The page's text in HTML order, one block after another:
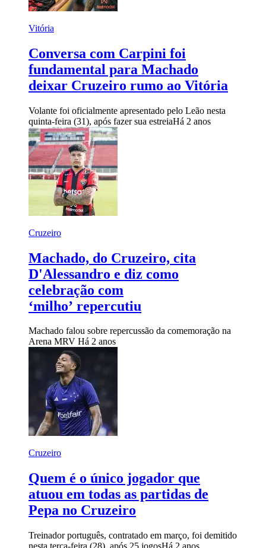
Vitória
Conversa com Carpini foi
fundamental para Machado
deixar Cruzeiro rumo ao Vitória
Volante foi oficialmente apresentado pelo Leão nesta
quinta-feira (31), após fazer sua estreiaHá 2 anos
Cruzeiro
Machado, do Cruzeiro, cita
D'Alessandro e diz como
celebração com
‘milho’ repercutiu
Machado falou sobre repercussão da comemoração na
Arena MRV Há 2 anos
Cruzeiro
Quem é o único jogador que
atuou em todas as partidas de
Pepa no Cruzeiro
Treinador português, contratado em março, foi demitido